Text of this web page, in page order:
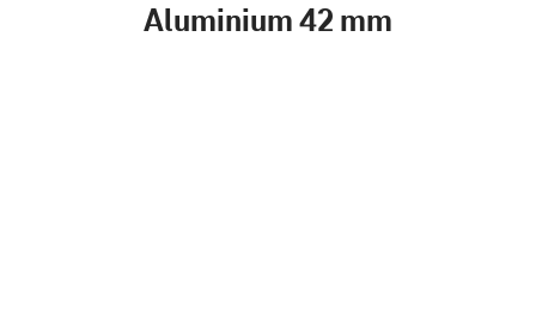
Aluminium 42 mm